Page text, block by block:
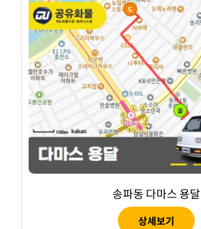
송파동 다마스 용달
상세보기